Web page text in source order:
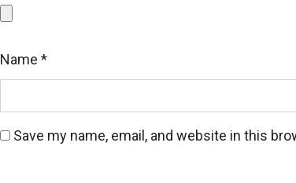
Name *
Save my name, email, and website in this